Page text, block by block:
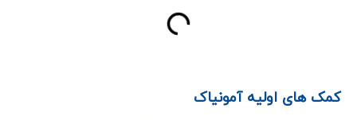
کمک های اولیه آمونیاک